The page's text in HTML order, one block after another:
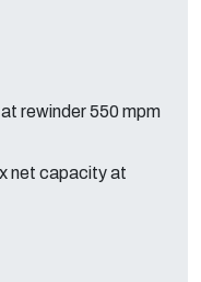
rewinder 550 mpm
net capacity at